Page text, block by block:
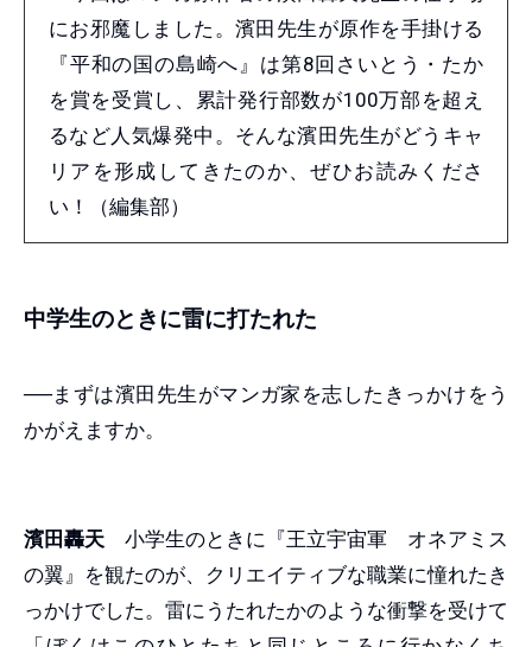
にお邪魔しました。濱田先生が原作を手掛ける
『平和の国の島崎へ』は第8回さいとう・たか
を賞を受賞し、累計発行部数が100万部を超え
るなど人気爆発中。そんな濱田先生がどうキャ
リアを形成してきたのか、ぜひお読みくださ
い！（編集部）
中学生のときに雷に打たれた
──まずは濱田先生がマンガ家を志したきっかけをう
かがえますか。
濱田轟天 小学生のときに『王立宇宙軍 オネアミス
の翼』を観たのが、クリエイティブな職業に憧れたき
っかけでした。雷にうたれたかのような衝撃を受けて